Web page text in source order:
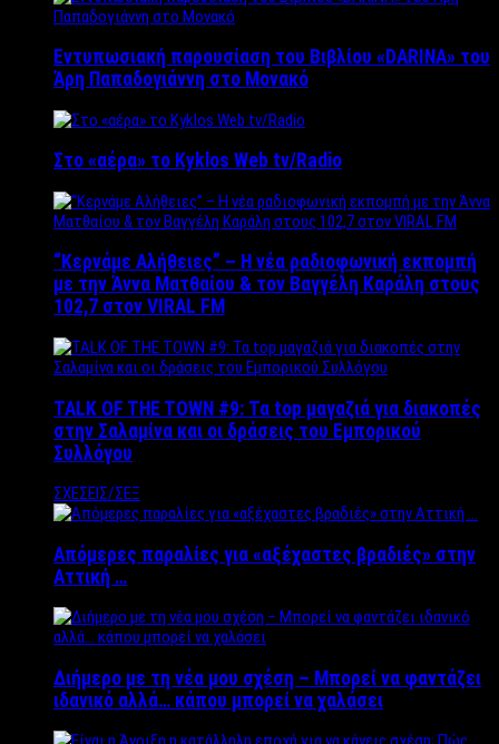
Εντυπωσιακή παρουσίαση του Βιβλίου «DARINA» του
Άρη Παπαδογιάννη στο Μονακό
Στο «αέρα» το Kyklos Web tv/Radio
“Kερνάμε Αλήθειες” – Η νέα ραδιοφωνική εκπομπή
με την Άννα Ματθαίου & τον Βαγγέλη Καράλη στους
102,7 στον VIRAL FM
TALK OF THE TOWN #9: Τα top μαγαζιά για διακοπές
στην Σαλαμίνα και οι δράσεις του Εμπορικού
Συλλόγου
ΣΧΕΣΕΙΣ/ΣΕΞ
Απόμερες παραλίες για «αξέχαστες βραδιές» στην
Αττική …
Διήμερο με τη νέα μου σχέση – Μπορεί να φαντάζει
ιδανικό αλλά… κάπου μπορεί να χαλάσει